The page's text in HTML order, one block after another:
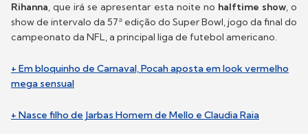
Rihanna, que irá se apresentar esta noite no halftime show, o
show de intervalo da 57ª edição do Super Bowl, jogo da final do
campeonato da NFL, a principal liga de futebol americano.
+ Em bloquinho de Carnaval, Pocah aposta em look vermelho
mega sensual
+ Nasce filho de Jarbas Homem de Mello e Claudia Raia